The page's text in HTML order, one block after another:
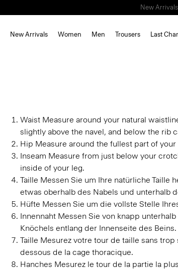
New Arrivals Women Men Trousers Last
Waist Measure around your natural
slightly above the navel, and below the rib
Hip Measure around the fullest part of
Inseam Measure from just below your
inside of your leg.
Taille Messen Sie um Ihre natürliche Taille
etwas oberhalb des Nabels und unterhalb
Hüfte Messen Sie um die vollste Stelle
Innennaht Messen Sie von knapp
Knöchels entlang der Innenseite des Beins.
Taille Mesurez votre tour de taille sans
dessous de la cage thoracique.
Hanches Mesurez le tour de la partie la